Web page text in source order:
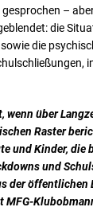
–
die
die
wenn über
Raster
und Kinder, die
und
der öffentlichen
MFG-